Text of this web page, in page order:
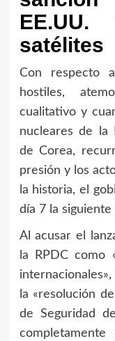
satélites
Con respecto
hostiles,
cualitativo y
nucleares de la
de Corea,
presión y los
la historia, el
día 7 la
Al acusar el
la RPDC como
la «resolución
de Seguridad